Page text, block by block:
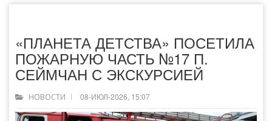
«ПЛАНЕТА ДЕТСТВА» ПОСЕТИЛА
ПОЖАРНУЮ ЧАСТЬ №17 П.
СЕЙМЧАН С ЭКСКУРСИЕЙ
НОВОСТИ 08-ИЮЛ-2026, 15:07